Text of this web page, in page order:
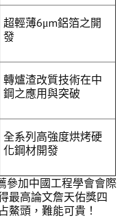
超輕薄6μm鋁箔之開
發
轉爐渣改質技術在中
鋼之應用與突破
全系列高強度烘烤硬
化鋼材開發
加中國工程學會會際
最高論文詹天佑獎四
鰲頭，難能可貴！